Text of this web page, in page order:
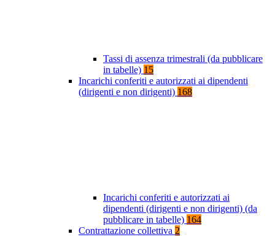
Tassi di assenza trimestrali (da pubblicare
in tabelle) 15
Incarichi conferiti e autorizzati ai dipendenti
(dirigenti e non dirigenti) 168
Incarichi conferiti e autorizzati ai
dipendenti (dirigenti e non dirigenti) (da
pubblicare in tabelle) 164
Contrattazione collettiva 2